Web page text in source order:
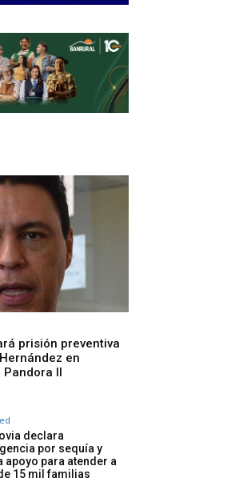
prisión preventiva
en
II
declara
por sequía y
apoyo para atender a
15 mil familias